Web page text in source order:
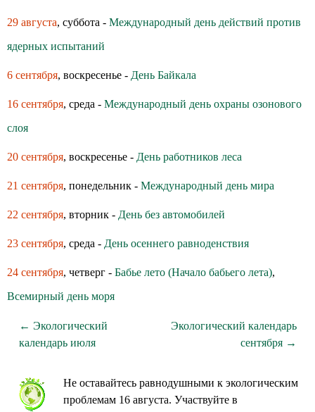
29 августа, суббота - Международный день действий против
ядерных испытаний
6 сентября, воскресенье - День Байкала
16 сентября, среда - Международный день охраны озонового
слоя
20 сентября, воскресенье - День работников леса
21 сентября, понедельник - Международный день мира
22 сентября, вторник - День без автомобилей
23 сентября, среда - День осеннего равноденствия
24 сентября, четверг - Бабье лето (Начало бабьего лета),
Всемирный день моря
← Экологический
календарь июля
Экологический календарь
сентября →
Не оставайтесь равнодушными к экологическим
проблемам 16 августа. Участвуйте в